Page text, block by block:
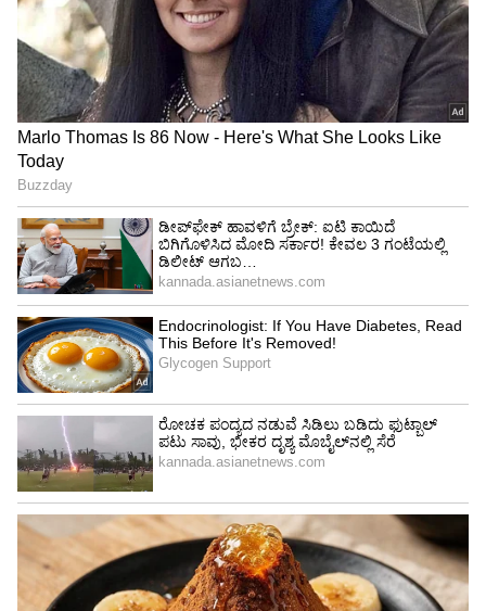
ಕಾಂಗ್ರೆಸ್ ಮತ್ತು ಇಂಡಿ (ಇಂಡಿಯಾ) ಮೈತ್ರಿಕೂಟದ ಪ್ರಚಾರ
ಮೋದಿ ಮತ್ತು ಪರಿವಾರದ ವಿರುದ್ಧ. ಆದರೆ, ಮೋದಿ ಗುರಿ
ಭಾರತದ ಸಮೃದ್ಧಿ, ಅಭಿವೃದ್ಧಿ, ಭಾರತದ ಜಾಗತಿಕ ವರ್ಚಸ್ಸು.
ನನ್ನ ಭಾರತ ನನ್ನ ಪರಿವಾರ. ನಾನು ಬಡ ಕುಟುಂಬದಿಂದ
ಬಂದವನು. ಬದುಕಿನ ಸಮಸ್ಯೆಗಳ ಬಗ್ಗೆ ಗೊತ್ತಿದೆ. ಕಳೆದ ಹತ್ತು
ವರ್ಷಗಳಲ್ಲಿ ಬೆಂಗಳೂರಿನಲ್ಲಿ ಸರ್ಕಾರದ ಕಡೆಯಿಂದ 84
ಸಾವಿರ ಮನೆಗಳನ್ನು ಬಡವರಿಗೆ ನೀಡಲಾಗಿದೆ. ರೇರಾ ಕಾಯ್ದೆ
ಜಾರಿಗೆ ತಂದಿದ್ದು, 3 ಸಾವಿರ ವಸತಿ ಯೋಜನೆಗಳು ರೇರಾ
ಕಾಯ್ದೆ ಅಡಿಯಲ್ಲಿ ಕಾಮಗಾರಿ ನಡೆಯುತ್ತಿವೆ ಎಂದು
ವಿವರಿಸಿದರು. ಭಾರತದ ಜನರು ಶೀಘ್ರದಲ್ಲೇ ಮೇಡ್ ಇನ್
ಭಾರತ್ ವಿಮಾನಗಳಲ್ಲಿ ಸಂಚರಿಸುತ್ತಾರೆ. ಕರ್ನಾಟಕಕ್ಕೆ
ಬುಲೆಟ್ ರೈಲಿನ ವೇಗ ಸಿಗಲಿದೆ. ದೇಶದ ಸಮಗ್ರ ಅಭಿವೃದ್ಧಿಗೆ
ನಾವು ಬದ್ಧರಿದ್ದೇವೆ.
ಕಾಂಗ್ರೆಸ್‌ ಕೊಟ್ಟ ಖಾಲಿ ಚೊಂಬನ್ನು ಮೋದಿ ಅಕ್ಷಯಪಾತ್ರೆ
ಮಾಡಿದರು: ಎಚ್‌.ಡಿ.ದೇವೇಗೌಡ
ಇಲ್ಲಿ ಮೆಟ್ರೋ ವಿಸ್ತರಣೆ ನಡೆದಿದ್ದು, ಹಳದಿ ಲೈನ್ ಕೂಡ